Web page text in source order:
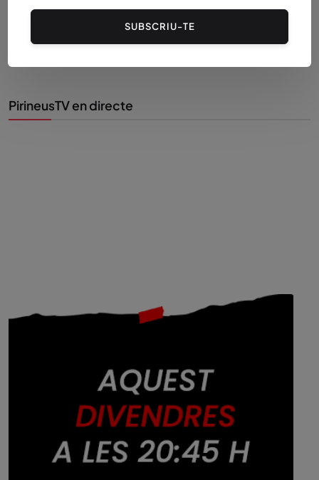
PirineusTV en directe
SUBSCRIU-TE